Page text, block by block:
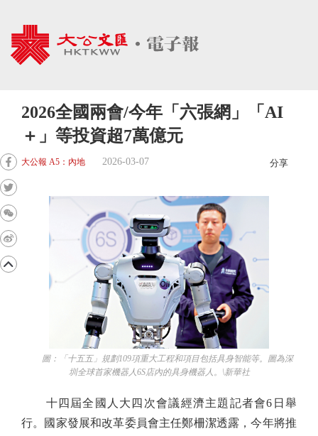
2026全國兩會/今年「六張網」「AI
＋」等投資超7萬億元
大公報 A5：內地 2026-03-07 分享
圖：「十五五」規劃109項重大工程和項目包括具身智能等。圖為深
圳全球首家機器人6S店內的具身機器人。\新華社
十四屆全國人大四次會議經濟主題記者會6日舉
行。國家發展和改革委員會主任鄭柵潔透露，今年將推